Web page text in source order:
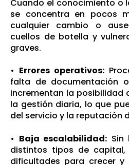
Cuando el conocimiento o
se concentra en pocos
cualquier cambio o
cuellos de botella y
graves.
• Errores operativos:
falta de documentación
incrementan la posibilidad
la gestión diaria, lo que
del servicio y la reputación
• Baja escalabilidad: Sin
distintos tipos de capital,
dificultades para crecer y